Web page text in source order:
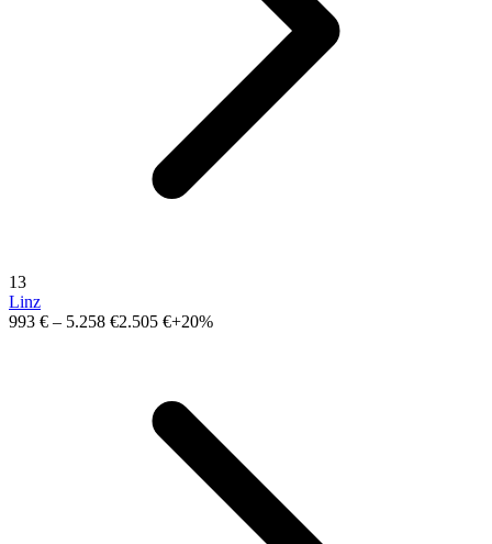
13
Linz
993 € – 5.258 €2.505 €+20%